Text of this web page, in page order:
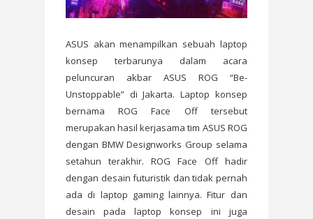
ASUS akan menampilkan sebuah laptop
konsep terbarunya dalam acara
peluncuran akbar ASUS ROG “Be-
Unstoppable” di Jakarta. Laptop konsep
bernama ROG Face Off tersebut
merupakan hasil kerjasama tim ASUS ROG
dengan BMW Designworks Group selama
setahun terakhir. ROG Face Off hadir
dengan desain futuristik dan tidak pernah
ada di laptop gaming lainnya. Fitur dan
desain pada laptop konsep ini juga